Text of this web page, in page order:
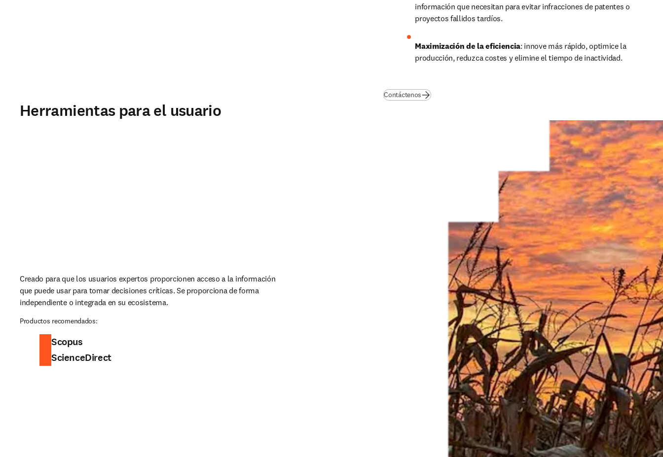
información que necesitan para evitar infracciones de patentes o
proyectos fallidos tardíos.
Maximización de la eficiencia: innove más rápido, optimice la
producción, reduzca costes y elimine el tiempo de inactividad.
Contáctenos
Herramientas para el usuario
Creado para que los usuarios expertos proporcionen acceso a la información
que puede usar para tomar decisiones críticas. Se proporciona de forma
independiente o integrada en su ecosistema.
Productos recomendados:
Scopus
ScienceDirect